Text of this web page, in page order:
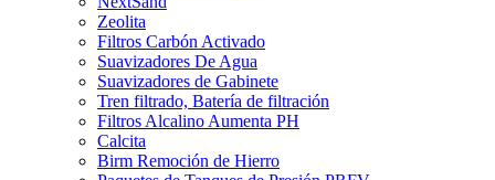
Zeolita
Filtros Carbón Activado
Suavizadores De Agua
Suavizadores de Gabinete
Tren filtrado, Batería de filtración
Filtros Alcalino Aumenta PH
Calcita
Birm Remoción de Hierro